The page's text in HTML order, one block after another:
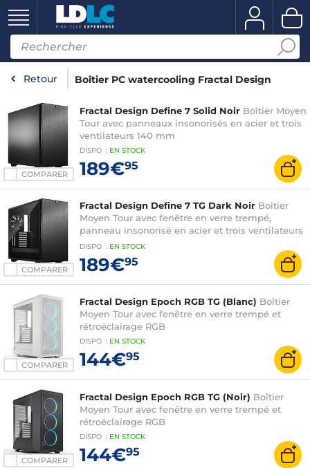
Retour Boîtier PC watercooling Fractal Design
COMPARER
Fractal Design Define 7 Solid Noir Boîtier Moyen
Tour avec panneaux insonorisés en acier et trois
ventilateurs 140 mm
DISPO : EN STOCK
189€95
COMPARER
Fractal Design Define 7 TG Dark Noir Boîtier
Moyen Tour avec fenêtre en verre trempé,
panneau insonorisé en acier et trois ventilateurs
140 mm
DISPO : EN STOCK
189€95
COMPARER
Fractal Design Epoch RGB TG (Blanc) Boîtier
Moyen Tour avec fenêtre en verre trempé et
rétroéclairage RGB
DISPO : EN STOCK
144€95
COMPARER
Fractal Design Epoch RGB TG (Noir) Boîtier
Moyen Tour avec fenêtre en verre trempé et
rétroéclairage RGB
DISPO : EN STOCK
144€95